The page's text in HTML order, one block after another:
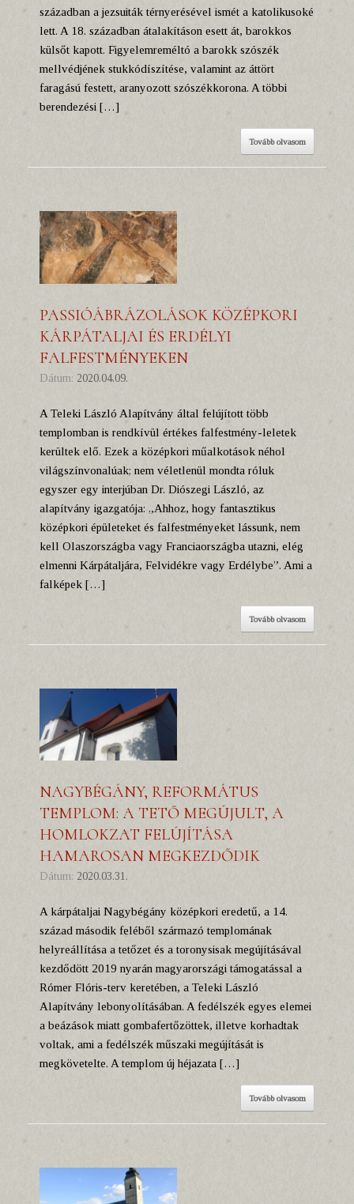
században a jezsuiták térnyerésével ismét a katolikusoké
lett. A 18. században átalakításon esett át, barokkos
külsőt kapott. Figyelemreméltó a barokk szószék
mellvédjének stukkódíszítése, valamint az áttört
faragású festett, aranyozott szószékkorona. A többi
berendezési […]
Tovább olvasom
PASSIÓÁBRÁZOLÁSOK KÖZÉPKORI
KÁRPÁTALJAI ÉS ERDÉLYI
FALFESTMÉNYEKEN
Dátum: 2020.04.09.
A Teleki László Alapítvány által felújított több
templomban is rendkívül értékes falfestmény-leletek
kerültek elő. Ezek a középkori műalkotások néhol
világszínvonalúak; nem véletlenül mondta róluk
egyszer egy interjúban Dr. Diószegi László, az
alapítvány igazgatója: „Ahhoz, hogy fantasztikus
középkori épületeket és falfestményeket lássunk, nem
kell Olaszországba vagy Franciaországba utazni, elég
elmenni Kárpátaljára, Felvidékre vagy Erdélybe”. Ami a
falképek […]
Tovább olvasom
NAGYBÉGÁNY, REFORMÁTUS
TEMPLOM: A TETŐ MEGÚJULT, A
HOMLOKZAT FELÚJÍTÁSA
HAMAROSAN MEGKEZDŐDIK
Dátum: 2020.03.31.
A kárpátaljai Nagybégány középkori eredetű, a 14.
század második feléből származó templomának
helyreállítása a tetőzet és a toronysisak megújításával
kezdődött 2019 nyarán magyarországi támogatással a
Rómer Flóris-terv keretében, a Teleki László
Alapítvány lebonyolításában. A fedélszék egyes elemei
a beázások miatt gombafertőzöttek, illetve korhadtak
voltak, ami a fedélszék műszaki megújítását is
megkövetelte. A templom új héjazata […]
Tovább olvasom